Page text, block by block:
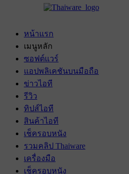
หน้าแรก
เมนูหลัก
ซอฟต์แวร์
แอปพลิเคชันบนมือถือ
ข่าวไอที
รีวิว
ทิปส์ไอที
สินค้าไอที
เช็ครอบหนัง
รวมคลิป Thaiware
เครื่องมือ
เช็ครอบหนัง